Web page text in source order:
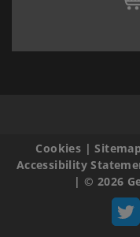
Cookies |Sitemap
Accessibility
|© 2026